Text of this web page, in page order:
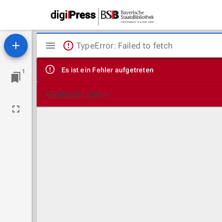
1
Mirador
Viewer
TypeError: Failed to fetch
Es ist ein Fehler aufgetreten
Technische Details